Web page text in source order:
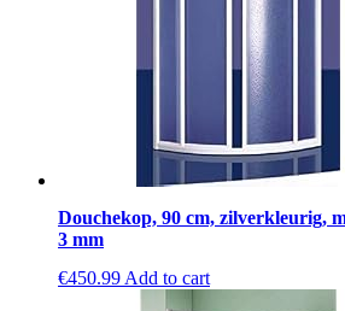
Douchekop, 90 cm, zilverkleurig,
3 mm
€450.99 Add to cart